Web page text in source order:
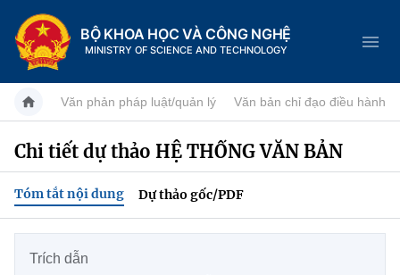
BỘ KHOA HỌC VÀ CÔNG NGHỆ
MINISTRY OF SCIENCE AND TECHNOLOGY
Danh mục
Trang chủ
Giới thiệu
Văn phản pháp luật/quản lý Văn bản chỉ đạo điều hành
Chi tiết dự thảo HỆ THỐNG VĂN BẢN
Tóm tắt nội dung Dự thảo gốc/PDF
Trích dẫn